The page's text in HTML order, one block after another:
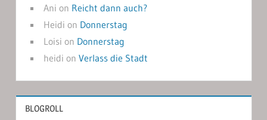
Ani on Reicht dann auch?
Heidi on Donnerstag
Loisi on Donnerstag
heidi on Verlass die Stadt
BLOGROLL